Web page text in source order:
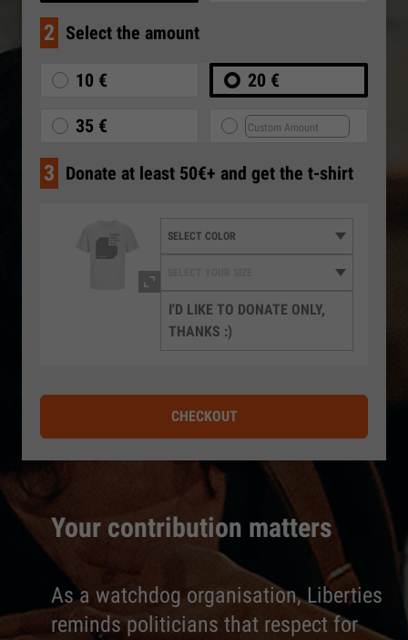
Your contribution matters
As a watchdog organisation, Liberties
reminds politicians that respect for
2 Select the amount
10 € 20 €
35 €
3 Donate at least 50€+ and get the t-shirt
I'D LIKE TO DONATE ONLY,
THANKS :)
CHECKOUT